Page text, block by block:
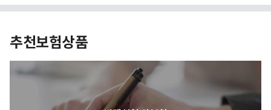
상해보험
보험
치아보험 치매보험
변액연금
보장분석
추천보험상품